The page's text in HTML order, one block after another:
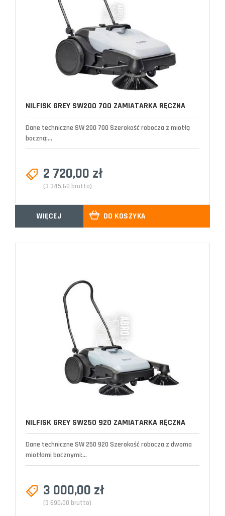
NILFISK GREY SW200 700 ZAMIATARKA RĘCZNA
Dane techniczne SW 200 700 Szerokość robocza z miotłą
boczną:...
2 720,00 zł
(3 345,60 brutto)
WIĘCEJ DO KOSZYKA
NILFISK GREY SW250 920 ZAMIATARKA RĘCZNA
Dane techniczne SW 250 920 Szerokość robocza z dwoma
miotłami bocznymi:...
3 000,00 zł
(3 690,00 brutto)